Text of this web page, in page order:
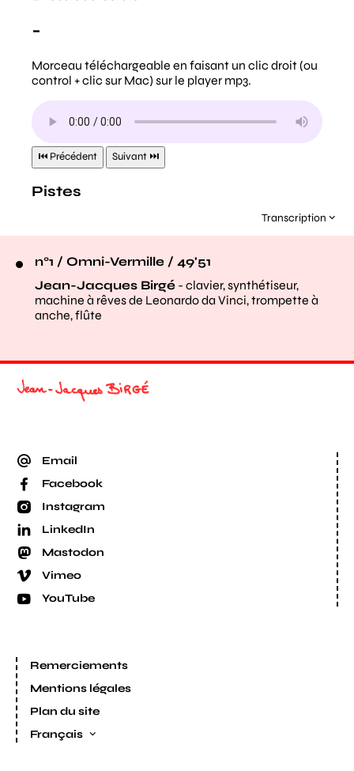
Transcription
n°1 / Omni-Vermille / 49'51
Jean-Jacques Birgé - clavier, synthétiseur,
machine à rêves de Leonardo da Vinci, trompette à
anche, flûte
Email
Facebook
Instagram
LinkedIn
Mastodon
Vimeo
YouTube
Remerciements
Mentions légales
Plan du site
Français